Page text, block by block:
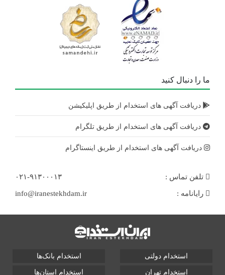
ما را دنبال کنید
دریافت آگهی های استخدام از طریق اپلیکیشن
دریافت آگهی های استخدام از طریق تلگرام
دریافت آگهی های استخدام از طریق اینستاگرام
تلفن تماس : ۰۲۱-۹۱۳۰۰۰۱۳
رایانامه : info@iranestekhdam.ir
استخدام دولتی استخدام بانک‌ها
استخدام تهران استخدام استان‌ها